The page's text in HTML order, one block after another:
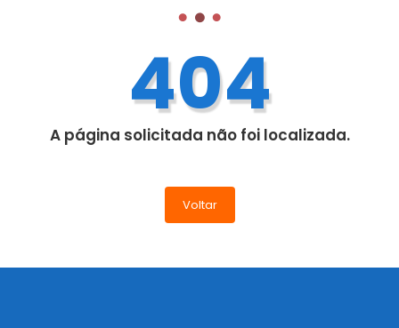
404
A página solicitada não foi localizada.
Voltar